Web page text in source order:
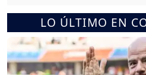
LO ÚLTIMO EN